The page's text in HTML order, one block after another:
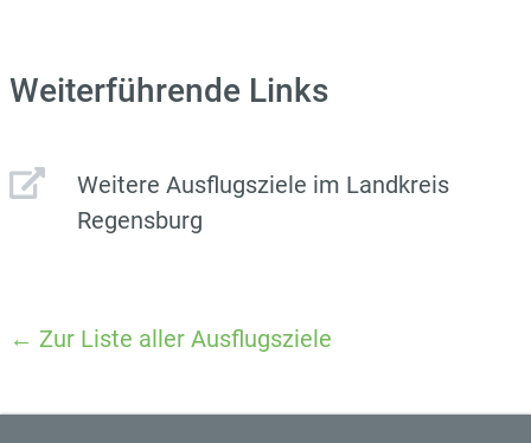
Weiterführende Links
Weitere Ausflugsziele im Landkreis
Regensburg
← Zur Liste aller Ausflugsziele